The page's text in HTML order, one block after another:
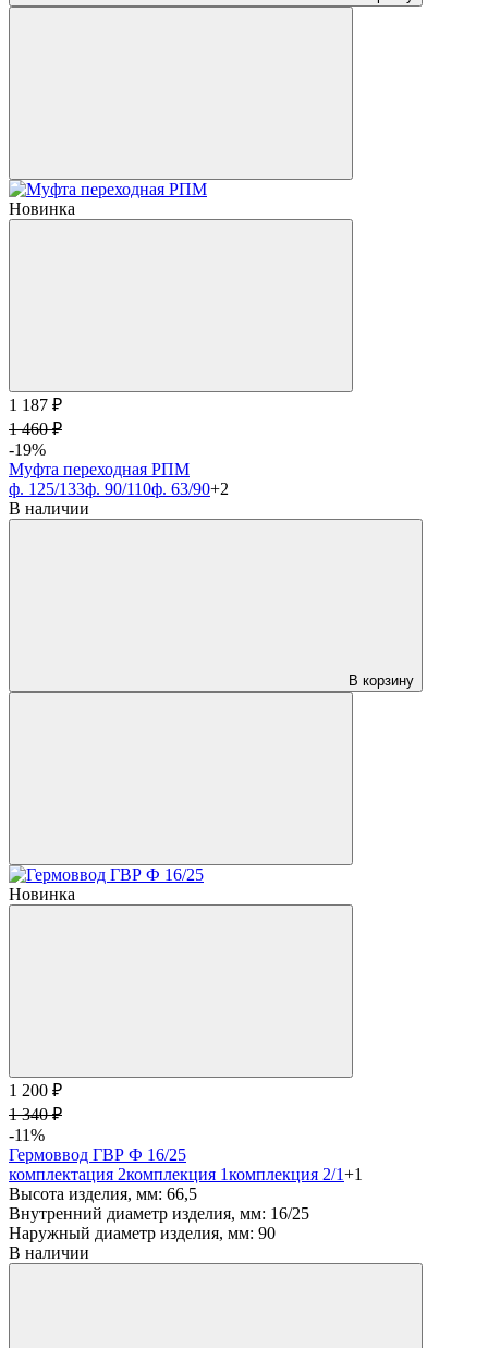
Новинка
1 187 ₽
1 460 ₽
-19%
Муфта переходная РПМ
ф. 125/133ф. 90/110ф. 63/90+2
В наличии
В корзину
Новинка
1 200 ₽
1 340 ₽
-11%
Гермоввод ГВР Ф 16/25
комплектация 2комплекция 1комплекция 2/1+1
Высота изделия, мм: 66,5
Внутренний диаметр изделия, мм: 16/25
Наружный диаметр изделия, мм: 90
В наличии